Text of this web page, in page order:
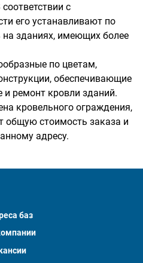
с
его устанавливают по
на зданиях, имеющих более
по цветам,
обеспечивающие
и ремонт кровли зданий.
кровельного ограждения,
общую стоимость заказа и
адресу.
баз